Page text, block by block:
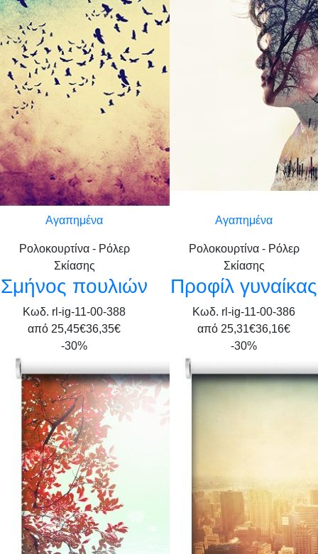
Αγαπημένα
Ρολοκουρτίνα - Ρόλερ
Σκίασης
Σμήνος πουλιών
Κωδ. rl-ig-11-00-388
από 25,45€36,35€
Αγαπημένα
Ρολοκουρτίνα - Ρόλερ
Σκίασης
Προφίλ γυναίκας
Κωδ. rl-ig-11-00-386
από 25,31€36,16€
-30%
-30%